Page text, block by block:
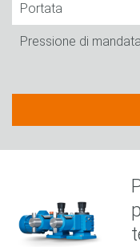
Portata
Pressione di mandata